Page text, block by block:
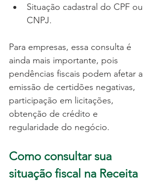
Situação cadastral do CPF ou
CNPJ.
Para empresas, essa consulta é
ainda mais importante, pois
pendências fiscais podem afetar a
emissão de certidões negativas,
participação em licitações,
obtenção de crédito e
regularidade do negócio.
Como consultar sua
situação fiscal na Receita